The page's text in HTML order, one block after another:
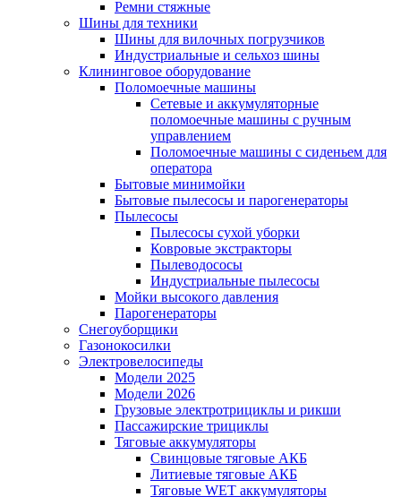
Ремни стяжные
Шины для техники
Шины для вилочных погрузчиков
Индустриальные и сельхоз шины
Клининговое оборудование
Поломоечные машины
Сетевые и аккумуляторные
поломоечные машины с ручным
управлением
Поломоечные машины с сиденьем для
оператора
Бытовые минимойки
Бытовые пылесосы и парогенераторы
Пылесосы
Пылесосы сухой уборки
Ковровые экстракторы
Пылеводососы
Индустриальные пылесосы
Мойки высокого давления
Парогенераторы
Снегоуборщики
Газонокосилки
Электровелосипеды
Модели 2025
Модели 2026
Грузовые электротрициклы и рикши
Пассажирские трициклы
Тяговые аккумуляторы
Свинцовые тяговые АКБ
Литиевые тяговые АКБ
Тяговые WET аккумуляторы